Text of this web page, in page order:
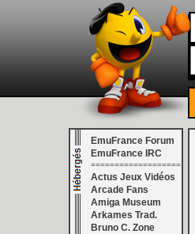
EmuFrance Forum
EmuFrance IRC
===================
Actus Jeux Vidéos
Arcade Fans
Amiga Museum
Arkames Trad.
Bruno C. Zone